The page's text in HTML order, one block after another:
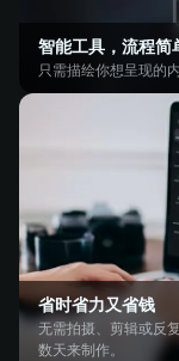
智能工具，流程简
只需描绘你想呈现的
省时省力又省钱
无需拍摄、剪辑或反
数天来制作。